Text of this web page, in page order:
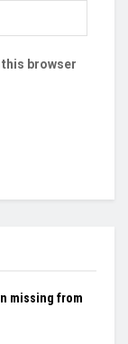
this browser
missing from